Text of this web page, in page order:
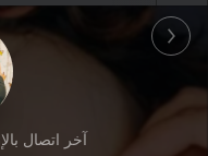
آخر اتصال بالإنترنت